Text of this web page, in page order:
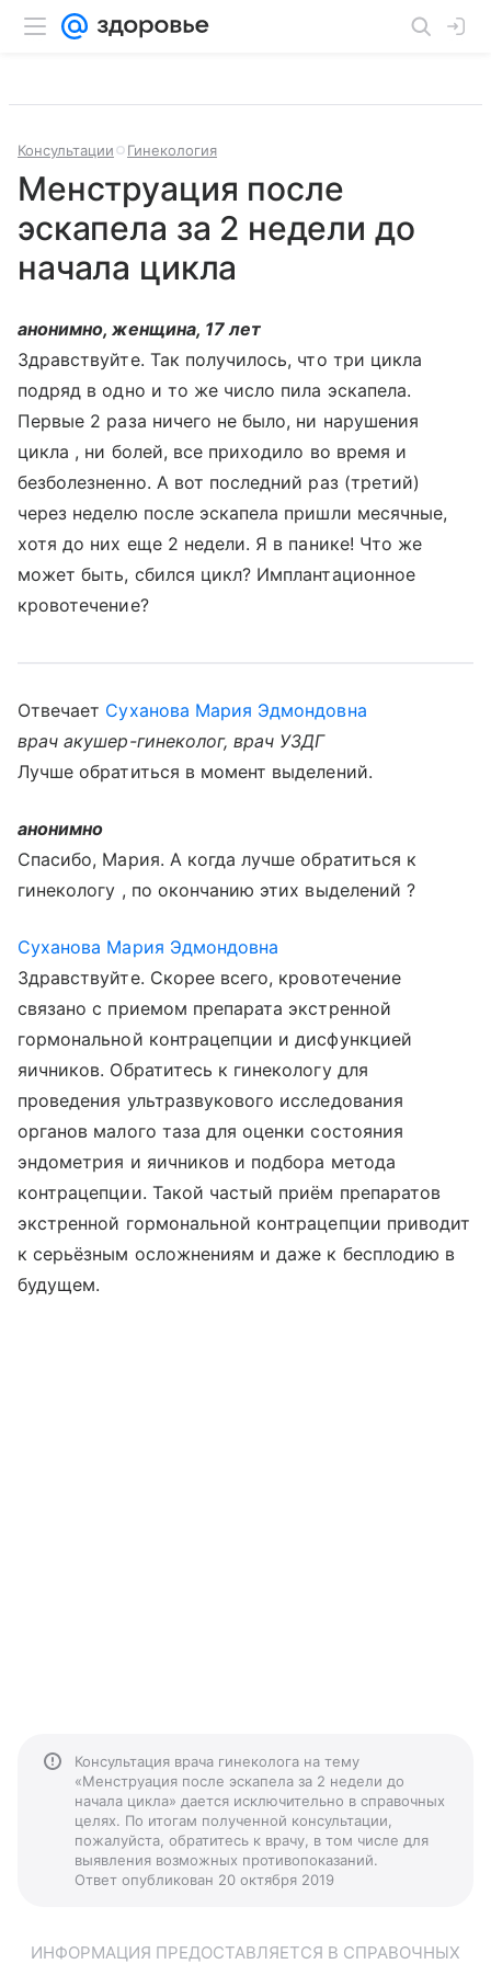
Консультации Гинекология
Менструация после
эскапела за 2 недели до
начала цикла
анонимно, женщина, 17 лет
Здравствуйте. Так получилось, что три цикла
подряд в одно и то же число пила эскапела.
Первые 2 раза ничего не было, ни нарушения
цикла , ни болей, все приходило во время и
безболезненно. А вот последний раз (третий)
через неделю после эскапела пришли месячные,
хотя до них еще 2 недели. Я в панике! Что же
может быть, сбился цикл? Имплантационное
кровотечение?
Отвечает Суханова Мария Эдмондовна
врач акушер-гинеколог, врач УЗДГ
Лучше обратиться в момент выделений.
анонимно
Спасибо, Мария. А когда лучше обратиться к
гинекологу , по окончанию этих выделений ?
Суханова Мария Эдмондовна
Здравствуйте. Скорее всего, кровотечение
связано с приемом препарата экстренной
гормональной контрацепции и дисфункцией
яичников. Обратитесь к гинекологу для
проведения ультразвукового исследования
органов малого таза для оценки состояния
эндометрия и яичников и подбора метода
контрацепции. Такой частый приём препаратов
экстренной гормональной контрацепции приводит
к серьёзным осложнениям и даже к бесплодию в
будущем.
Консультация врача гинеколога на тему
«Менструация после эскапела за 2 недели до
начала цикла» дается исключительно в справочных
целях. По итогам полученной консультации,
пожалуйста, обратитесь к врачу, в том числе для
выявления возможных противопоказаний.
Ответ опубликован 20 октября 2019
ИНФОРМАЦИЯ ПРЕДОСТАВЛЯЕТСЯ В СПРАВОЧНЫХ